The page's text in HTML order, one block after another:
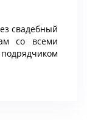
свадебный
со всеми